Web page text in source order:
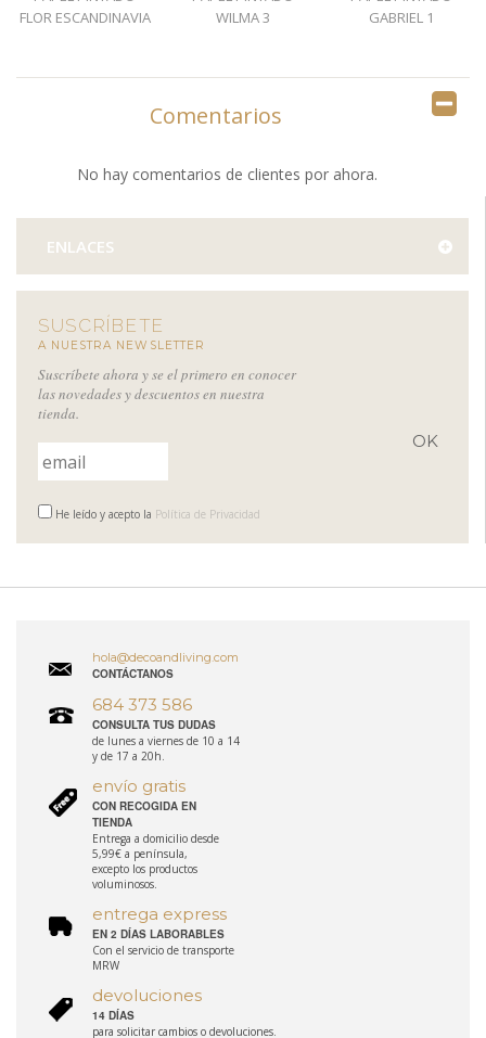
FLOR ESCANDINAVIA
WILMA 3
GABRIEL 1
Comentarios
No hay comentarios de clientes por ahora.
ENLACES
SUSCRÍBETE
A NUESTRA NEWSLETTER
Suscríbete ahora y se el primero en conocer
las novedades y descuentos en nuestra
tienda.
He leído y acepto la Política de Privacidad
hola@decoandliving.com
CONTÁCTANOS
684 373 586
CONSULTA TUS DUDAS
de lunes a viernes de 10 a 14
y de 17 a 20h.
envío gratis
CON RECOGIDA EN
TIENDA
Entrega a domicilio desde
5,99€ a península,
excepto los productos
voluminosos.
entrega express
EN 2 DÍAS LABORABLES
Con el servicio de transporte
MRW
devoluciones
14 DÍAS
para solicitar cambios o devoluciones.